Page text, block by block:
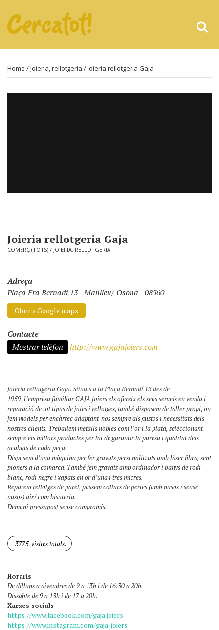
Home /Joieria, rellotgeria / Joieria rellotgeria Gaja
Joieria rellotgeria Gaja
COMERÇ (TOTS) / JOIERIA, RELLOTGERIA
Adreça
Plaça Fra Bernadí 13-Manlleu/ Osona - 08560
Obrir a Google maps
Contacte
Mostrar telèfon
http://www.gajajoiers.com
Joieria rellotgeria Gaja. Situats a la Plaça Bernadí 13 des de
1959,l’empresa familiar GAJA joiers els ofereix els seus serveis en venda i
reparació de tot tipus de joies i rellotges, també disposem de taller propi, on
fem models per encàrrec adaptant-nos sempre als gustos i necessitats dels
nostres clients. Treballem metalls nobles com l’or i la plata, seleccionant
sempre els millors productes per tal de garantir la puresa i qualitat dels
acabats de cada peça.
Disposem d’una màquina per fer gravats personalitzats amb làser fibra, sent
pioners a la comarca. També fem gravats amb ordinador i banys de rodi
blanc, rodi negre i xapats en or d’una i tres micres.
Reparem rellotges de paret, passem collars de perles (amb nusos i sense
nusos) així com bisuteria.
Demani pressupost sense compromís.
3775 visites totals.
Horaris
De dilluns a divendres de 9 a 13h i de 16:30 a 20h.
Dissabte de 9 a 13h i de 17 a 20h.
Xarxes socials
https://www.facebook.com/gaja.joiers
https://www.instagram.com/gaja_joiers